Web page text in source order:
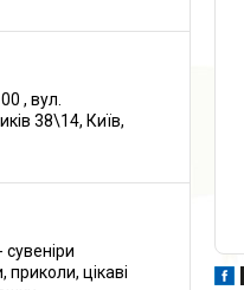
, вул.
38\14, Київ,
приколи, цікаві